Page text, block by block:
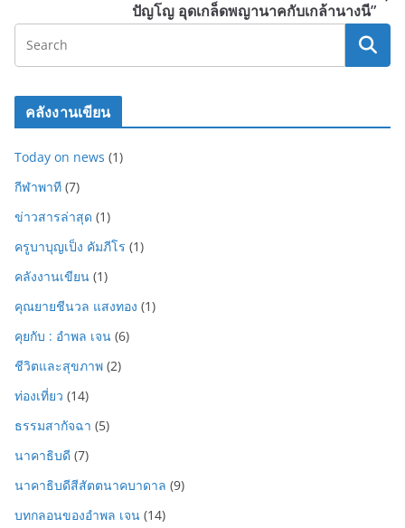
ปัญโญ อุดเกล็ดพญานาคกับเกล้านางนี”
คลังงานเขียน
Today on news (1)
กีฬาพาที (7)
ข่าวสารล่าสุด (1)
ครูบาบุญเป็ง คัมภีโร (1)
คลังงานเขียน (1)
คุณยายชีนวล แสงทอง (1)
คุยกับ : อำพล เจน (6)
ชีวิตและสุขภาพ (2)
ท่องเที่ยว (14)
ธรรมสากัจฉา (5)
นาคาธิบดี (7)
นาคาธิบดีสีสัตตนาคบาดาล (9)
บทกลอนของอำพล เจน (14)